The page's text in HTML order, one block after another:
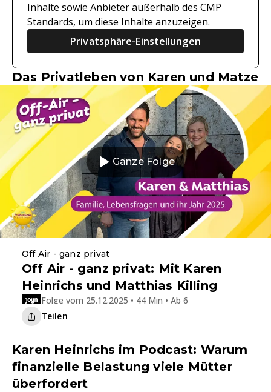
Inhalte sowie Anbieter außerhalb des CMP
Standards, um diese Inhalte anzuzeigen.
Privatsphäre-Einstellungen
Das Privatleben von Karen und Matze
Ganze Folge
Off Air - ganz privat
Off Air - ganz privat: Mit Karen
Heinrichs und Matthias Killing
Folge vom 25.12.2025 • 44 Min • Ab 6
Teilen
Karen Heinrichs im Podcast: Warum
finanzielle Belastung viele Mütter
überfordert